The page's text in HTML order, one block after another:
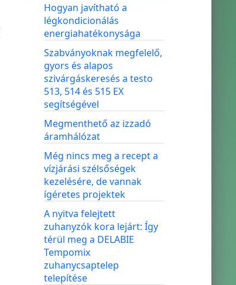
Hogyan javítható a
légkondicionálás
energiahatékonysága
Szabványoknak megfelelő,
gyors és alapos
szivárgáskeresés a testo
513, 514 és 515 EX
segítségével
Megmenthető az izzadó
áramhálózat
Még nincs meg a recept a
vízjárási szélsőségek
kezelésére, de vannak
ígéretes projektek
A nyitva felejtett
zuhanyzók kora lejárt: Így
térül meg a DELABIE
Tempomix
zuhanycsaptelep
telepítése